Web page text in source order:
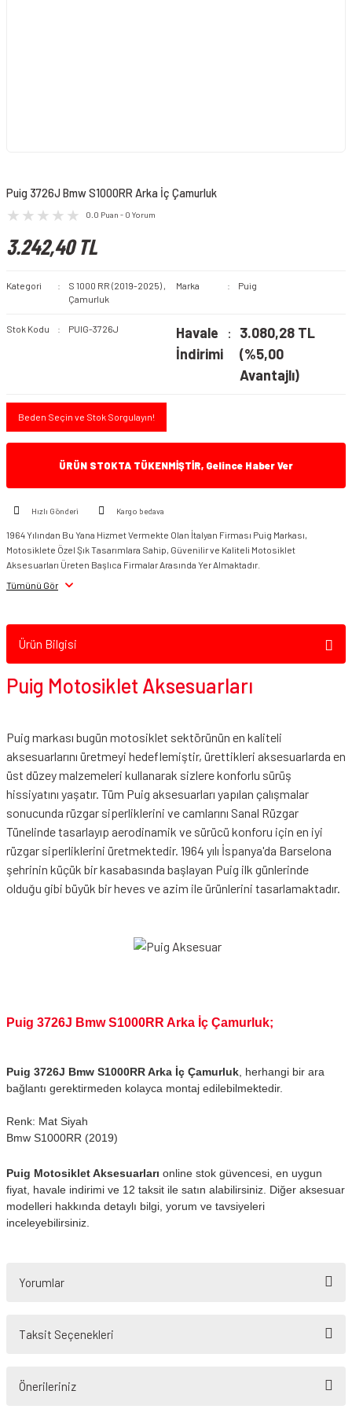
Puig 3726J Bmw S1000RR Arka İç Çamurluk
0.0 Puan - 0 Yorum
3.242,40 TL
Kategori S 1000 RR (2019-2025) ,
Çamurluk
Marka Puig
Stok Kodu PUIG-3726J
Havale
İndirimi
3.080,28 TL
(%5,00
Avantajlı)
Beden Seçin ve Stok Sorgulayın!
ÜRÜN STOKTA TÜKENMİŞTİR, Gelince Haber Ver
Hızlı Gönderi Kargo bedava
1964 Yılından Bu Yana Hizmet Vermekte Olan İtalyan Firması Puig Markası,
Motosiklete Özel Şık Tasarımlara Sahip, Güvenilir ve Kaliteli Motosiklet
Aksesuarları Üreten Başlıca Firmalar Arasında Yer Almaktadır.
Tümünü Gör
Ürün Bilgisi
Puig Motosiklet Aksesuarları
Puig markası bugün motosiklet sektörünün en kaliteli
aksesuarlarını üretmeyi hedeflemiştir, ürettikleri aksesuarlarda en
üst düzey malzemeleri kullanarak sizlere konforlu sürüş
hissiyatını yaşatır. Tüm Puig aksesuarları yapılan çalışmalar
sonucunda rüzgar siperliklerini ve camlarını Sanal Rüzgar
Tünelinde tasarlayıp aerodinamik ve sürücü konforu için en iyi
rüzgar siperliklerini üretmektedir. 1964 yılı İspanya'da Barselona
şehrinin küçük bir kasabasında başlayan Puig ilk günlerinde
olduğu gibi büyük bir heves ve azim ile ürünlerini tasarlamaktadır.
Puig 3726J Bmw S1000RR Arka İç Çamurluk;
Puig 3726J Bmw S1000RR Arka İç Çamurluk , herhangi bir ara
bağlantı gerektirmeden kolayca montaj edilebilmektedir.
Renk: Mat Siyah
Bmw S1000RR (2019)
Puig Motosiklet Aksesuarları online stok güvencesi, en uygun
fiyat, havale indirimi ve 12 taksit ile satın alabilirsiniz. Diğer aksesuar
modelleri hakkında detaylı bilgi, yorum ve tavsiyeleri
inceleyebilirsiniz.
Yorumlar
Taksit Seçenekleri
Önerileriniz